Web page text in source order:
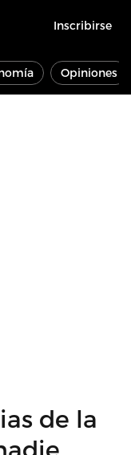
Inscribirse
Opiniones
de la